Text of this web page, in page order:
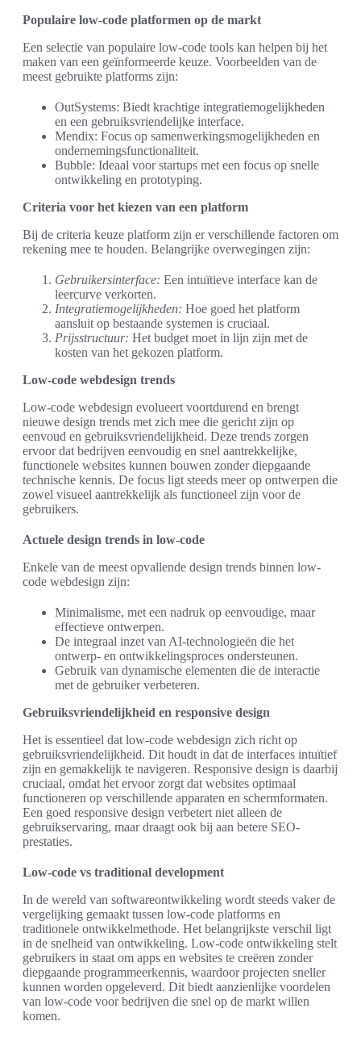
Populaire low-code platformen op de markt
Een selectie van populaire low-code tools kan helpen bij het
maken van een geïnformeerde keuze. Voorbeelden van de
meest gebruikte platforms zijn:
OutSystems: Biedt krachtige integratiemogelijkheden
en een gebruiksvriendelijke interface.
Mendix: Focus op samenwerkingsmogelijkheden en
ondernemingsfunctionaliteit.
Bubble: Ideaal voor startups met een focus op snelle
ontwikkeling en prototyping.
Criteria voor het kiezen van een platform
Bij de criteria keuze platform zijn er verschillende factoren om
rekening mee te houden. Belangrijke overwegingen zijn:
Gebruikersinterface: Een intuïtieve interface kan de
leercurve verkorten.
Integratiemogelijkheden: Hoe goed het platform
aansluit op bestaande systemen is cruciaal.
Prijsstructuur: Het budget moet in lijn zijn met de
kosten van het gekozen platform.
Low-code webdesign trends
Low-code webdesign evolueert voortdurend en brengt
nieuwe design trends met zich mee die gericht zijn op
eenvoud en gebruiksvriendelijkheid. Deze trends zorgen
ervoor dat bedrijven eenvoudig en snel aantrekkelijke,
functionele websites kunnen bouwen zonder diepgaande
technische kennis. De focus ligt steeds meer op ontwerpen die
zowel visueel aantrekkelijk als functioneel zijn voor de
gebruikers.
Actuele design trends in low-code
Enkele van de meest opvallende design trends binnen low-
code webdesign zijn:
Minimalisme, met een nadruk op eenvoudige, maar
effectieve ontwerpen.
De integraal inzet van AI-technologieën die het
ontwerp- en ontwikkelingsproces ondersteunen.
Gebruik van dynamische elementen die de interactie
met de gebruiker verbeteren.
Gebruiksvriendelijkheid en responsive design
Het is essentieel dat low-code webdesign zich richt op
gebruiksvriendelijkheid. Dit houdt in dat de interfaces intuïtief
zijn en gemakkelijk te navigeren. Responsive design is daarbij
cruciaal, omdat het ervoor zorgt dat websites optimaal
functioneren op verschillende apparaten en schermformaten.
Een goed responsive design verbetert niet alleen de
gebruikservaring, maar draagt ook bij aan betere SEO-
prestaties.
Low-code vs traditional development
In de wereld van softwareontwikkeling wordt steeds vaker de
vergelijking gemaakt tussen low-code platforms en
traditionele ontwikkelmethode. Het belangrijkste verschil ligt
in de snelheid van ontwikkeling. Low-code ontwikkeling stelt
gebruikers in staat om apps en websites te creëren zonder
diepgaande programmeerkennis, waardoor projecten sneller
kunnen worden opgeleverd. Dit biedt aanzienlijke voordelen
van low-code voor bedrijven die snel op de markt willen
komen.